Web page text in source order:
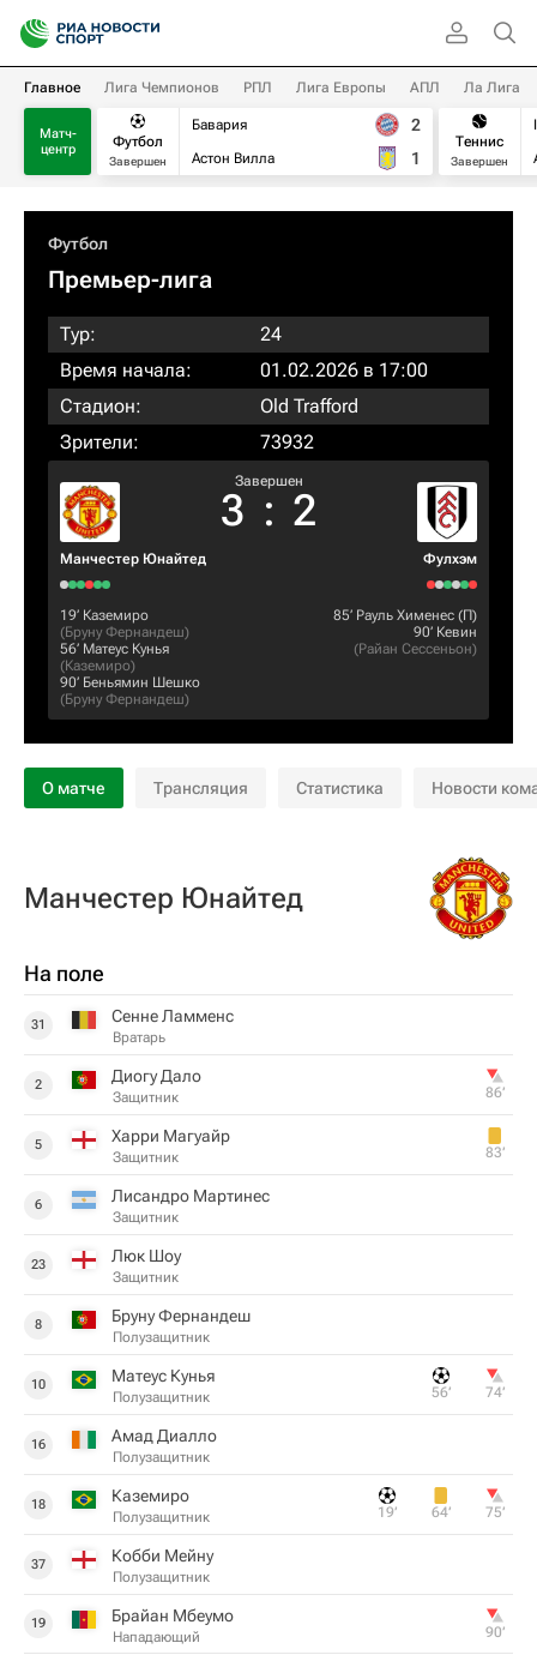
Главное Лига Чемпионов РПЛ Лига Европы АПЛ Ла Лига
Матч-
центр
Футбол
Завершен
Бавария
Астон Вилла
2
1
Теннис
Завершен
Футбол
Премьер-лига
Тур:
24
Время начала:
01.02.2026 в 17:00
Стадион:
Old Trafford
Зрители:
73932
Манчестер Юнайтед
Завершен
3 : 2
Фулхэм
19‎’‎ Каземиро
(Бруну Фернандеш)
56‎’‎ Матеус Кунья
(Каземиро)
90‎’‎ Беньямин Шешко
(Бруну Фернандеш)
85‎’‎ Рауль Хименес (П)
90‎’‎ Кевин
(Райан Сеcсеньон)
О матче Трансляция Статистика Новости
Манчестер Юнайтед
На поле
31 Сенне Ламменс
Вратарь
2 Диогу Дало
Защитник 86‎’‎
5 Харри Магуайр
Защитник 83‎’‎
6 Лисандро Мартинес
Защитник
23 Люк Шоу
Защитник
8 Бруну Фернандеш
Полузащитник
10 Матеус Кунья
Полузащитник 56‎’‎ 74‎’‎
16 Амад Диалло
Полузащитник
18 Каземиро
Полузащитник 19‎’‎ 64‎’‎ 75‎’‎
37 Кобби Мейну
Полузащитник
19 Брайан Мбеумо
Нападающий 90‎’‎